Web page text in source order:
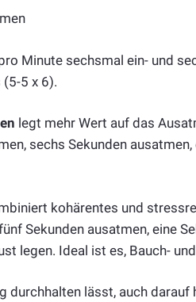
Minute sechsmal ein- und
(5-5 x 6).
legt mehr Wert auf das
sechs Sekunden
kohärentes und
Sekunden ausatmen, eine
legen. Ideal ist es, Bauch-
durchhalten lässt, auch